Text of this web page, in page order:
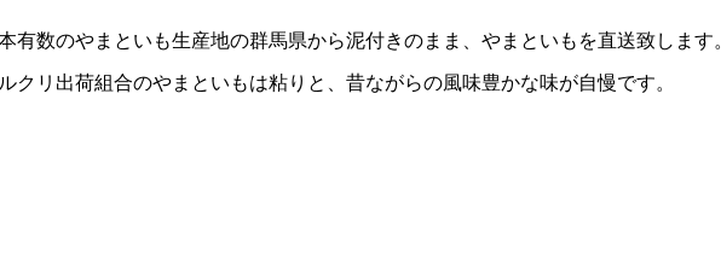
有数のやまといも生産地の群馬県から泥付きのまま、やまといもを直送致します。
クリ出荷組合のやまといもは粘りと、昔ながらの風味豊かな味が自慢です。